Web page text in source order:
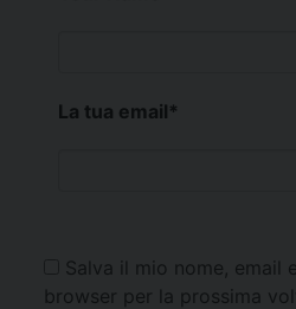
La tua email*
Salva il mio nome, email
browser per la prossima